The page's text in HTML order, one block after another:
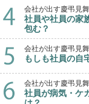
会社が出す慶弔見
社員や社員の家
包む？
会社が出す慶弔見
もしも社員の自
会社が出す慶弔見
社員が病気・ケ